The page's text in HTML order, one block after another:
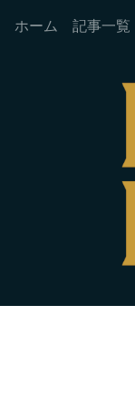
ホーム 記事一覧